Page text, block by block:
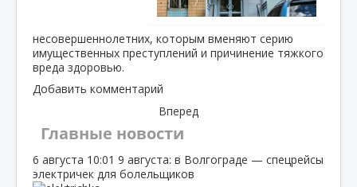
несовершеннолетних, которым вменяют серию
имущественных преступлений и причинение тяжкого
вреда здоровью.
Добавить комментарий
Вперед
Главные новости
6 августа 10:01 9 августа: в Волгограде — спецрейсы
электричек для болельщиков